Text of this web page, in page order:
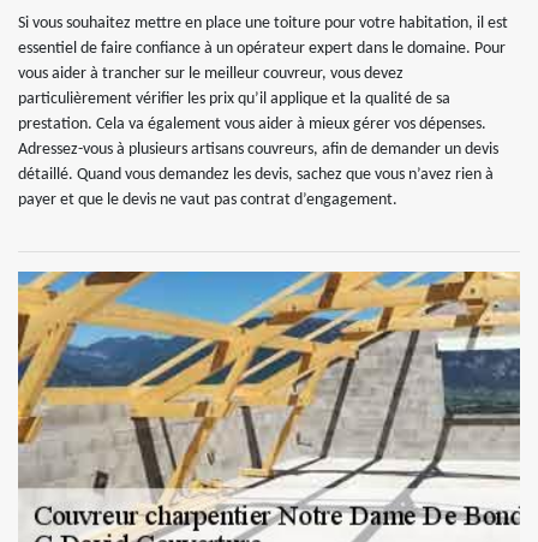
Si vous souhaitez mettre en place une toiture pour votre habitation, il est
essentiel de faire confiance à un opérateur expert dans le domaine. Pour
vous aider à trancher sur le meilleur couvreur, vous devez
particulièrement vérifier les prix qu’il applique et la qualité de sa
prestation. Cela va également vous aider à mieux gérer vos dépenses.
Adressez-vous à plusieurs artisans couvreurs, afin de demander un devis
détaillé. Quand vous demandez les devis, sachez que vous n’avez rien à
payer et que le devis ne vaut pas contrat d’engagement.